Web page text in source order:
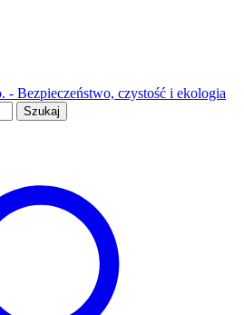
Bezpieczeństwo, czystość i ekologia